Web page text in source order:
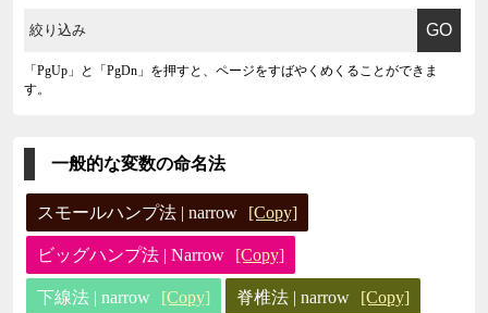
「PgUp」と「PgDn」を押すと、ページをすばやくめくることができま
す。
一般的な変数の命名法
スモールハンプ法 | narrow [Copy]
ビッグハンプ法 | Narrow [Copy]
下線法 | narrow [Copy] 脊椎法 | narrow [Copy]